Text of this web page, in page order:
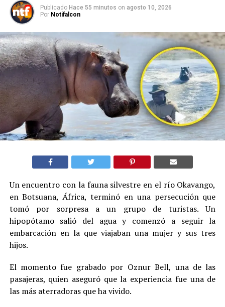
Publicado Hace 55 minutos on agosto 10, 2026
Por Notifalcon
Un encuentro con la fauna silvestre en el río Okavango,
en Botsuana, África, terminó en una persecución que
tomó por sorpresa a un grupo de turistas. Un
hipopótamo salió del agua y comenzó a seguir la
embarcación en la que viajaban una mujer y sus tres
hijos.
El momento fue grabado por Oznur Bell, una de las
pasajeras, quien aseguró que la experiencia fue una de
las más aterradoras que ha vivido.